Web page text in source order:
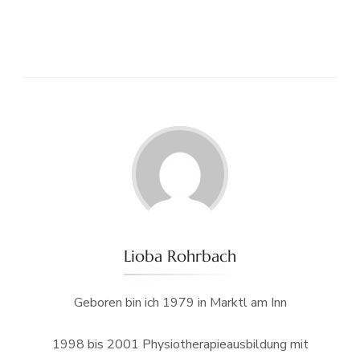
Lioba Rohrbach
Geboren bin ich 1979 in Marktl am Inn
1998 bis 2001 Physiotherapieausbildung mit